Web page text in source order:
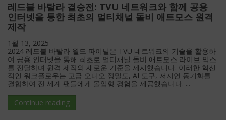
레드불 바탈라 결승전: TVU 네트워크와 함께 공용
인터넷을 통한 최초의 멀티채널 돌비 애트모스 원격
제작
1월 13, 2025
2024 레드불 바탈라 월드 파이널은 TVU 네트워크의 기술을 활용하
여 공용 인터넷을 통해 최초로 멀티채널 돌비 애트모스 라이브 믹스
를 전달하며 원격 제작의 새로운 기준을 제시했습니다. 이러한 혁신
적인 워크플로우는 고급 오디오 정밀도, AI 도구, 저지연 동기화를
결합하여 전 세계 팬들에게 몰입형 경험을 제공했습니다. ...
Continue reading